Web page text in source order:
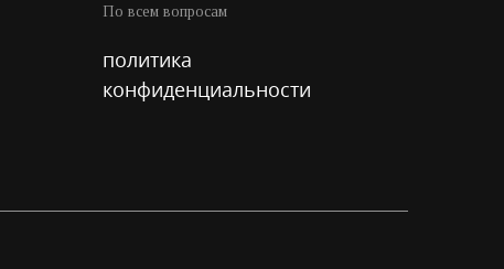
По всем вопросам
политика
конфиденциальности